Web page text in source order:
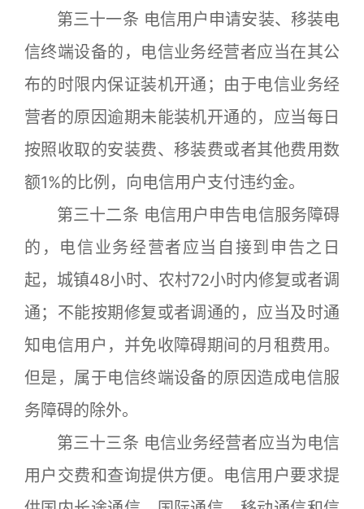
第三十一条 电信用户申请安装、移装电
信终端设备的，电信业务经营者应当在其公
布的时限内保证装机开通；由于电信业务经
营者的原因逾期未能装机开通的，应当每日
按照收取的安装费、移装费或者其他费用数
额1%的比例，向电信用户支付违约金。
第三十二条 电信用户申告电信服务障碍
的，电信业务经营者应当自接到申告之日
起，城镇48小时、农村72小时内修复或者调
通；不能按期修复或者调通的，应当及时通
知电信用户，并免收障碍期间的月租费用。
但是，属于电信终端设备的原因造成电信服
务障碍的除外。
第三十三条 电信业务经营者应当为电信
用户交费和查询提供方便。电信用户要求提